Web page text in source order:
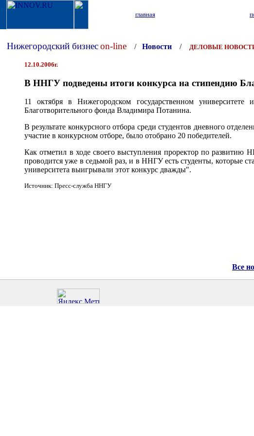
главная
Нижегородский бизнесon-line / Новости / ДЕЛОВЫЕ
12.10.2006г.
В ННГУ подведены итоги конкурса на стипендию
11 октября в Нижегородском государственном
Благотворительного фонда Владимира Потанина.
В результате конкурсного отбора среди студентов дневного
участие в конкурсном отборе, было отобрано 20 победителей.
Как отметил в ходе своего выступления проректор по
проводится уже в седьмой раз, и в ННГУ есть студенты, которые
университета выигрывали этот конкурс дважды".
Источник: Пресс-служба ННГУ
Все